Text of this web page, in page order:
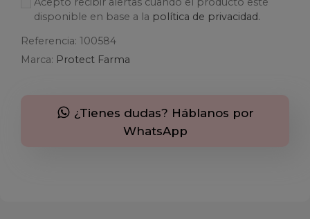
disponible en base a la política de privacidad.
Referencia: 100584
Marca: Protect Farma
¿Tienes dudas? Háblanos por
WhatsApp